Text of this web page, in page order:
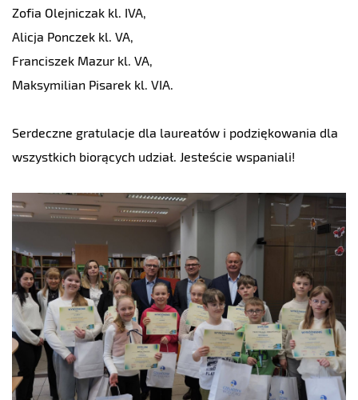
Zofia Olejniczak kl. IVA,
Alicja Ponczek kl. VA,
Franciszek Mazur kl. VA,
Maksymilian Pisarek kl. VIA.
Serdeczne gratulacje dla laureatów i podziękowania dla
wszystkich biorących udział. Jesteście wspaniali!